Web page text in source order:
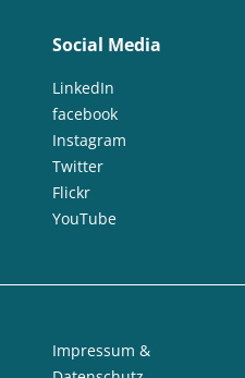
Social Media
LinkedIn
facebook
Instagram
Twitter
Flickr
YouTube
Impressum &